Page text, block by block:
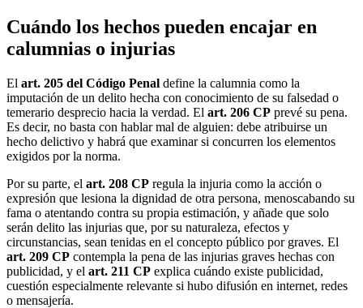
Cuándo los hechos pueden encajar en
calumnias o injurias
El art. 205 del Código Penal define la calumnia como la
imputación de un delito hecha con conocimiento de su falsedad o
temerario desprecio hacia la verdad. El art. 206 CP prevé su pena.
Es decir, no basta con hablar mal de alguien: debe atribuirse un
hecho delictivo y habrá que examinar si concurren los elementos
exigidos por la norma.
Por su parte, el art. 208 CP regula la injuria como la acción o
expresión que lesiona la dignidad de otra persona, menoscabando su
fama o atentando contra su propia estimación, y añade que solo
serán delito las injurias que, por su naturaleza, efectos y
circunstancias, sean tenidas en el concepto público por graves. El
art. 209 CP contempla la pena de las injurias graves hechas con
publicidad, y el art. 211 CP explica cuándo existe publicidad,
cuestión especialmente relevante si hubo difusión en internet, redes
o mensajería.